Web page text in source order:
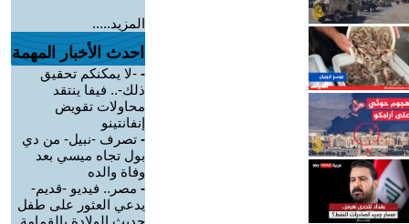
المزيد.....
احدث الأخبار المهمة
- -لا يمكنكم تحقيق
ذلك-.. فيفا ينتقد
محاولات تقويض
إنفانتينو
- تصرف -نبيل- من دي
بول تجاه ميسي بعد
وفاة والده
- مصر.. فيديو -قديم-
يدعي العثور على طفل
حديث الولادة بالقمامة